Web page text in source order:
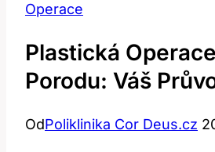
Operace
Plastická
Porodu: Váš
OdPoliklinika Cor Deus.cz